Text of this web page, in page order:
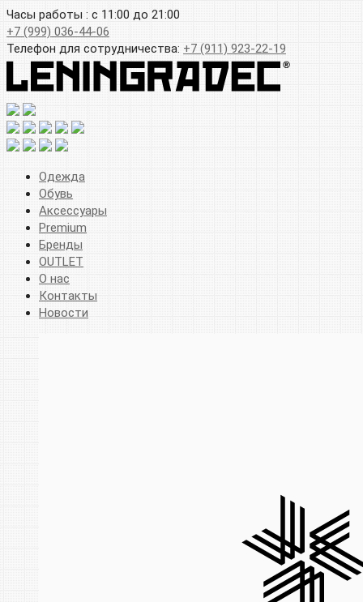
Часы работы : с 11:00 до 21:00
+7 (999) 036-44-06
Телефон для сотрудничества: +7 (911) 923-22-19
Одежда
Обувь
Аксессуары
Premium
Бренды
OUTLET
О нас
Контакты
Новости